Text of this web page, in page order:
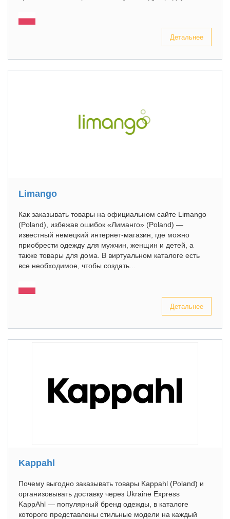
Детальнее
Limango
Как заказывать товары на официальном сайте Limango
(Poland), избежав ошибок «Лиманго» (Poland) —
известный немецкий интернет-магазин, где можно
приобрести одежду для мужчин, женщин и детей, а
также товары для дома. В виртуальном каталоге есть
все необходимое, чтобы создать...
Детальнее
Kappahl
Почему выгодно заказывать товары Kappahl (Poland) и
организовывать доставку через Ukraine Express
KappAhl — популярный бренд одежды, в каталоге
которого представлены стильные модели на каждый